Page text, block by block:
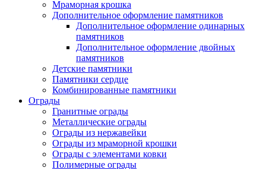
Мраморная крошка
Дополнительное оформление памятников
Дополнительное оформление одинарных
памятников
Дополнительное оформление двойных
памятников
Детские памятники
Памятники сердце
Комбинированные памятники
Ограды
Гранитные ограды
Металлические ограды
Ограды из нержавейки
Ограды из мраморной крошки
Ограды с элементами ковки
Полимерные ограды